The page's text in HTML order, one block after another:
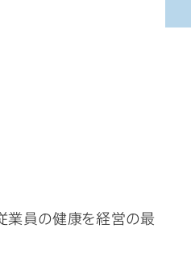
業員の健康を経営の最